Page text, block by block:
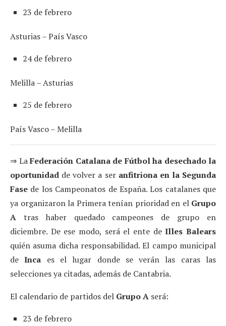
23 de febrero
Asturias – País Vasco
24 de febrero
Melilla – Asturias
25 de febrero
País Vasco – Melilla
⇒ LaFederación Catalana de Fútbol ha desechado la
oportunidad de volver a ser anfitriona en la Segunda
Fase de los Campeonatos de España. Los catalanes que
ya organizaron la Primera tenían prioridad en el Grupo
A tras haber quedado campeones de grupo en
diciembre. De ese modo, será el ente deIlles Balears
quién asuma dicha responsabilidad. El campo municipal
deInca es el lugar donde se verán las caras las
selecciones ya citadas, además de Cantabria.
El calendario de partidos del Grupo A será:
23 de febrero